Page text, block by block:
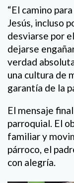
“El camino
Jesús, incluso
desviarse por
dejarse
verdad
una cultura de
garantía de la
El mensaje
parroquial. El
familiar y
párroco, el
con alegría.